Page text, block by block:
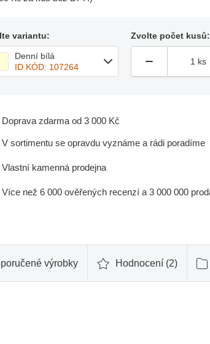
variantu:
Denní bílá
ID KÓD: 107264
Zvolte počet kusů:
Doprava zdarma od 3 000 Kč
V sortimentu se opravdu vyznáme a rádi poradíme
Vlastní kamenná prodejna
Více než 6 000 ověřených recenzí a 3 000 000
výrobky Hodnocení (2)